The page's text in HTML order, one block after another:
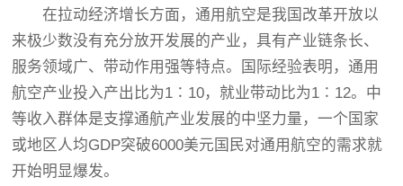
在拉动经济增长方面，通用航空是我国改革开放以
来极少数没有充分放开发展的产业，具有产业链条长、
服务领域广、带动作用强等特点。国际经验表明，通用
航空产业投入产出比为1∶10，就业带动比为1∶12。中
等收入群体是支撑通航产业发展的中坚力量，一个国家
或地区人均GDP突破6000美元国民对通用航空的需求就
开始明显爆发。